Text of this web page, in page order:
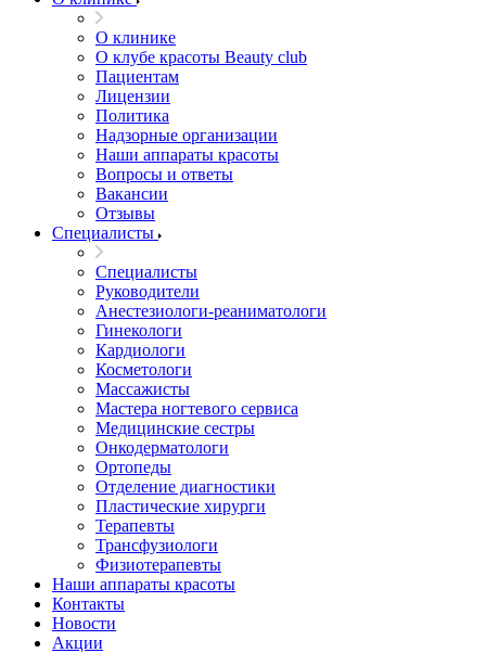
О клинике
О клубе красоты Beauty club
Пациентам
Лицензии
Политика
Надзорные организации
Наши аппараты красоты
Вопросы и ответы
Вакансии
Отзывы
Специалисты
Специалисты
Руководители
Анестезиологи-реаниматологи
Гинекологи
Кардиологи
Косметологи
Массажисты
Мастера ногтевого сервиса
Медицинские сестры
Онкодерматологи
Ортопеды
Отделение диагностики
Пластические хирурги
Терапевты
Трансфузиологи
Физиотерапевты
Наши аппараты красоты
Контакты
Новости
Акции